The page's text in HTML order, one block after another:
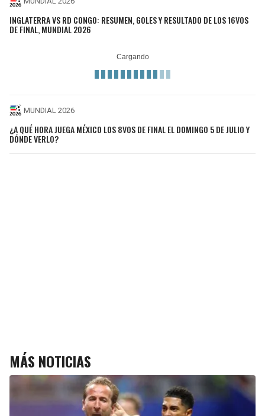
INGLATERRA VS RD CONGO: RESUMEN, GOLES Y RESULTADO DE LOS 16VOS
DE FINAL, MUNDIAL 2026
MUNDIAL 2026
¿A QUÉ HORA JUEGA MÉXICO LOS 8VOS DE FINAL EL DOMINGO 5 DE JULIO Y
DÓNDE VERLO?
MÁS NOTICIAS